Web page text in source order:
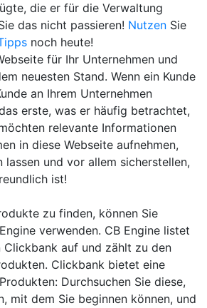
die er für die Verwaltung
das nicht passieren! Nutzen Sie
noch heute!
für Ihr Unternehmen und
neuesten Stand. Wenn ein Kunde
an Ihrem Unternehmen
erste, was er häufig betrachtet,
relevante Informationen
in diese Webseite aufnehmen,
lassen und vor allem sicherstellen,
ist!
zu finden, können Sie
verwenden. CB Engine listet
Clickbank auf und zählt zu den
Clickbank bietet eine
Durchsuchen Sie diese,
mit dem Sie beginnen können, und